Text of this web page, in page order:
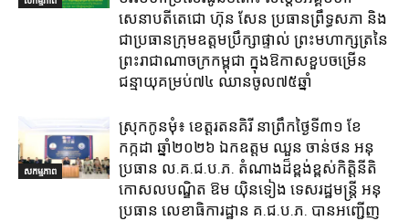
សេនាបតីតេជោ ហ៊ុន សែន ប្រធានព្រឹទ្ធសភា និង
ជាប្រធានក្រុមឧត្តមប្រឹក្សាផ្ទាល់ ព្រះមហាក្សត្រនៃ
ព្រះរាជាណាចក្រកម្ពុជា ក្នុងឱកាសខួបចម្រើន
ជន្មាយុគម្រប់៧៤ ឈានចូល៧៥ឆ្នាំ
សកម្មភាព
ស្រុក​កូនមុំ៖ ខេត្ត​រតនគិរី​ នាព្រឹកថ្ងៃទី៣១​ ខែ
កក្កដា ឆ្នាំ២០២៦ ឯកឧត្តម​ ឈួន ចាន់ថន អនុ
ប្រធាន ល.គ.ជ.ប.ភ. តំណាង​ដ៏ខ្ពង់ខ្ពស់​កិត្តិនីតិ
កោសលបណ្ឌិត​ ឱម​ យ៉ិនទៀង​ ទេសរដ្ឋមន្រ្តី​ អនុ
ប្រធាន​ លេខាធិការ​ដ្ឋាន​ គ.ជ.ប.ភ​. បានអញ្ជើញ